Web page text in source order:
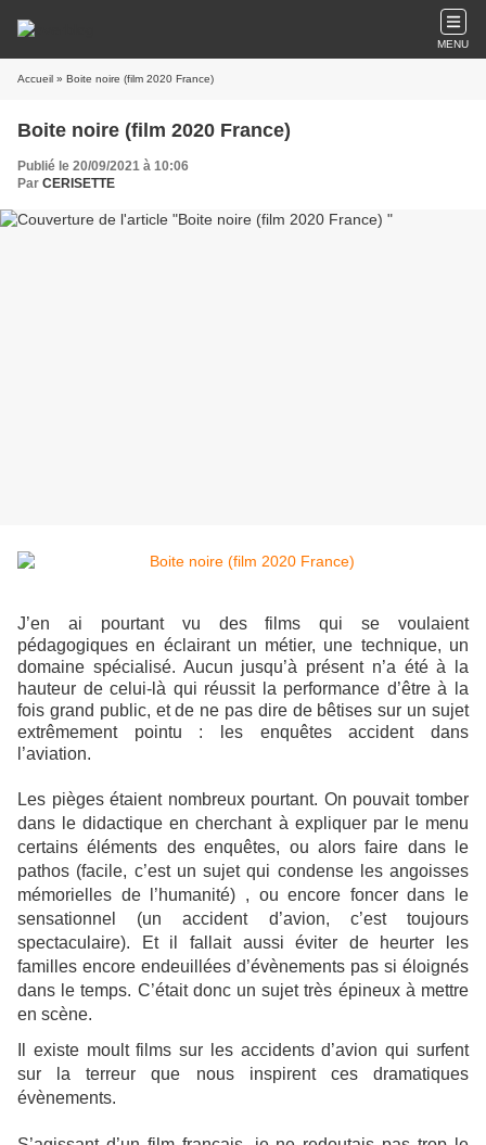
MENU
Accueil » Boite noire (film 2020 France)
Boite noire (film 2020 France)
Publié le 20/09/2021 à 10:06
Par CERISETTE
J’en ai pourtant vu des films qui se voulaient
pédagogiques en éclairant un métier, une technique, un
domaine spécialisé. Aucun jusqu’à présent n’a été à la
hauteur de celui-là qui réussit la performance d’être à la
fois grand public, et de ne pas dire de bêtises sur un sujet
extrêmement pointu : les enquêtes accident dans
l’aviation.
Les pièges étaient nombreux pourtant. On pouvait tomber
dans le didactique en cherchant à expliquer par le menu
certains éléments des enquêtes, ou alors faire dans le
pathos (facile, c’est un sujet qui condense les angoisses
mémorielles de l’humanité) , ou encore foncer dans le
sensationnel (un accident d’avion, c’est toujours
spectaculaire). Et il fallait aussi éviter de heurter les
familles encore endeuillées d’évènements pas si éloignés
dans le temps. C’était donc un sujet très épineux à mettre
en scène.
Il existe moult films sur les accidents d’avion qui surfent
sur la terreur que nous inspirent ces dramatiques
évènements.